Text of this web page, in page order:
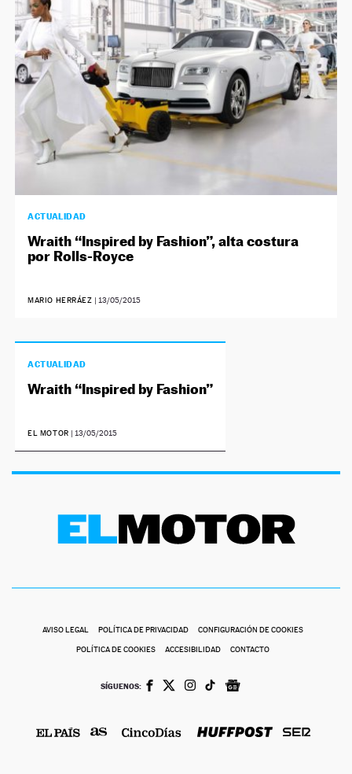
ACTUALIDAD
Wraith “Inspired by Fashion”, alta costura
por Rolls-Royce
MARIO HERRÁEZ | 13/05/2015
ACTUALIDAD
Wraith “Inspired by Fashion”
EL MOTOR | 13/05/2015
AVISO LEGAL POLÍTICA DE PRIVACIDAD CONFIGURACIÓN DE COOKIES
POLÍTICA DE COOKIES ACCESIBILIDAD CONTACTO
SÍGUENOS: